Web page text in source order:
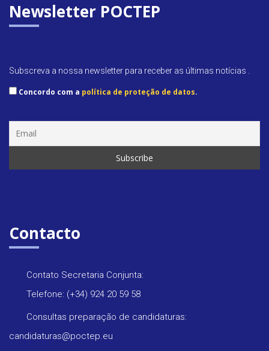
Newsletter POCTEP
Subscreva a nossa newsletter para receber as últimas notícias .
Concordo com a política de proteção de datos.
Contacto
Contato Secretaria Conjunta:
Telefone: (+34) 924 20 59 58
Consultas preparação de candidaturas:
candidaturas@poctep.eu